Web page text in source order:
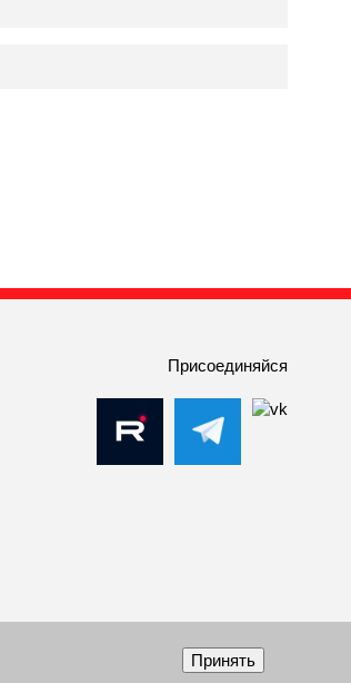
Присоединяйся
Принять